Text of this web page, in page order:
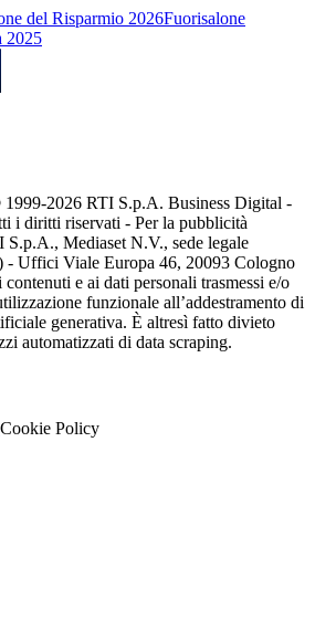
del Risparmio 2026Fuorisalone
2025
2026 RTI S.p.A. Business Digital -
i diritti riservati - Per la pubblicità
Mediaset N.V., sede legale
- Uffici Viale Europa 46, 20093 Cologno
contenuti e ai dati personali trasmessi e/o
funzionale all’addestramento di
generativa. È altresì fatto divieto
automatizzati di data scraping.
Cookie Policy